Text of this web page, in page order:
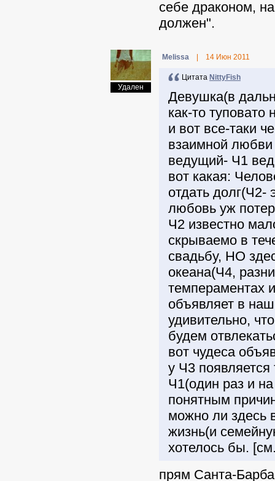
себе драконом,
должен".
Удален
Melissa 14 Июн 2011
Цитата NittyFish
Девушка(в
как-то
и вот все-таки
взаимной
ведущий- Ч1
вот какая:
отдать долг(Ч2-
любовь уж
Ч2 известно
скрываемо в
свадьбу, НО
океана(Ч4,
темпераментах
объявляет в
удивительно,
будем
вот чудеса
у Ч3 появляется
Ч1(один раз и
понятным
можно ли здесь
жизнь(и
хотелось бы.
прям Санта-